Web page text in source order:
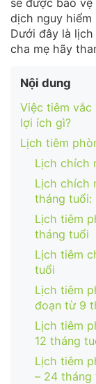
dịch nguy
Dưới đây là
cha mẹ hãy
Nội dung
Việc tiêm
lợi ích gì?
Lịch tiêm
Lịch chích
Lịch chích
tháng tuổi:
Lịch tiêm
tháng tuổi
Lịch tiêm
tuổi
Lịch tiêm
đoạn từ 9
Lịch tiêm
12 tháng
Lịch tiêm
– 24 tháng